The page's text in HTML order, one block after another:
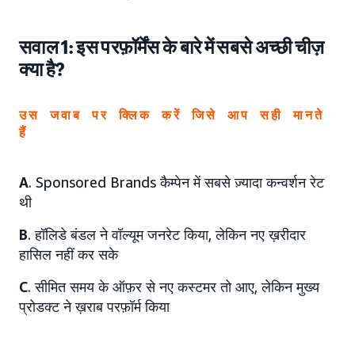
सवाल 1: इस परफ़ॉर्मेंस के बारे में सबसे अच्छी चीज़
क्या है?
उस जवाब पर क्लिक करें जिसे आप सही मानते
हैं
A. Sponsored Brands कैम्पेन में सबसे ज़्यादा कन्वर्शन रेट
थी
B. हॉलिडे बंडल ने वॉल्यूम जनरेट किया, लेकिन नए ख़रीदार
हासिल नहीं कर सके
C. सीमित समय के ऑफ़र से नए कस्टमर तो आए, लेकिन मुख्य
प्रोडक्ट ने ख़राब परफ़ॉर्म किया